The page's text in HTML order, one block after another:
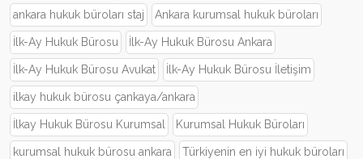
ankara hukuk büroları staj Ankara kurumsal hukuk büroları
İlk-Ay Hukuk Bürosu İlk-Ay Hukuk Bürosu Ankara
İlk-Ay Hukuk Bürosu Avukat İlk-Ay Hukuk Bürosu İletişim
ilkay hukuk bürosu çankaya/ankara
İlkay Hukuk Bürosu Kurumsal Kurumsal Hukuk Büroları
kurumsal hukuk bürosu ankara Türkiyenin en iyi hukuk büroları